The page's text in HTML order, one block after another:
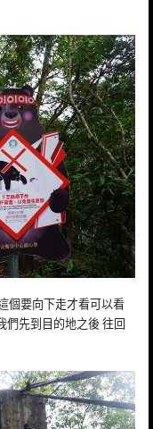
個要向下走才看可以看
們先到目的地之後 往回